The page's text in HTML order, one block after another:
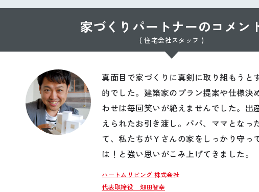
家づくりパートナーのコメン
( 住宅会社スタッフ )
真面目で家づくりに真剣に取り組もうと
的でした。建築家のプラン提案や仕様決
わせは毎回笑いが絶えませんでした。出
えられたお引き渡し。パパ、ママとなっ
て、私たちがＹさんの家をしっかり守っ
は！と強い思いがこみ上げてきました。
ハートムリビング 株式会社
代表取締役 畑田智幸